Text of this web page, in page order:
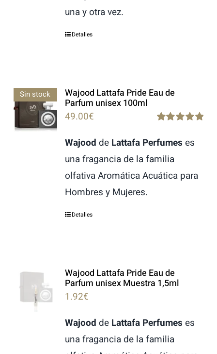
una y otra vez.
Detalles
Sin stock Wajood Lattafa Pride Eau de
Parfum unisex 100ml
out of 5
49.00€
Wajood de Lattafa Perfumes es
una fragancia de la familia
olfativa Aromática Acuática para
Hombres y Mujeres.
Detalles
Wajood Lattafa Pride Eau de
Parfum unisex Muestra 1,5ml
1.92€
Wajood de Lattafa Perfumes es
una fragancia de la familia